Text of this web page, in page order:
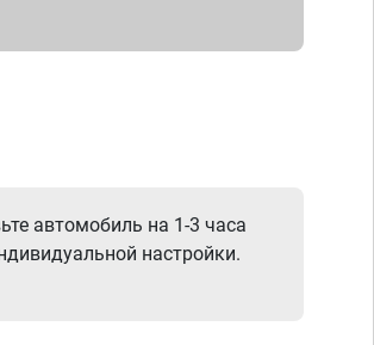
автомобиль на 1-3 часа
настройки.